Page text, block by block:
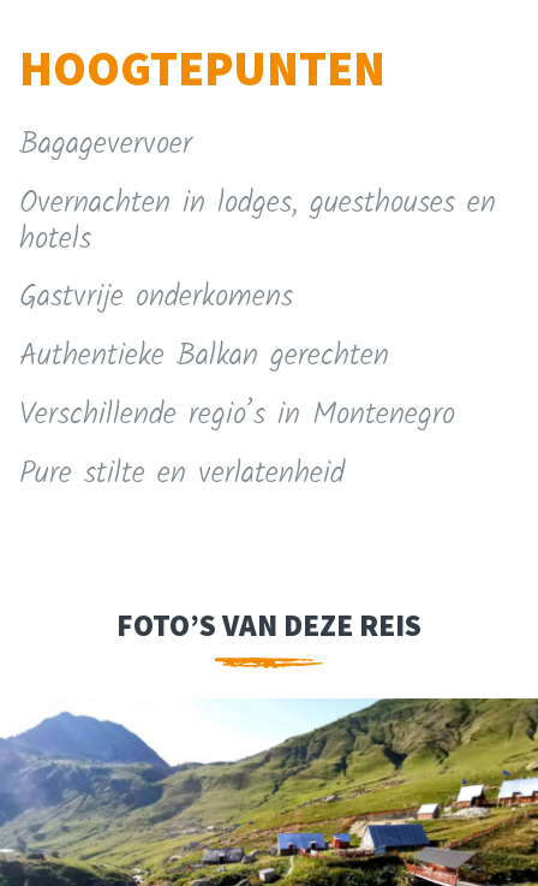
HOOGTEPUNTEN
Bagagevervoer
Overnachten in lodges, guesthouses en
hotels
Gastvrije onderkomens
Authentieke Balkan gerechten
Verschillende regio’s in Montenegro
Pure stilte en verlatenheid
FOTO’S VAN DEZE REIS